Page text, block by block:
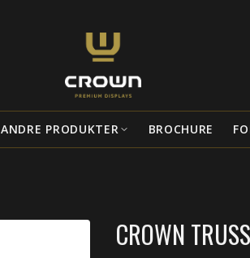
ANDRE PRODUKTER BROCHURE
CROWN